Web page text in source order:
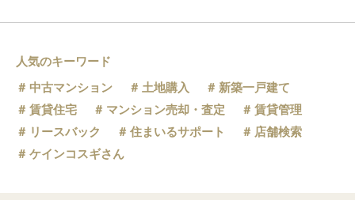
人気のキーワード
中古マンション
土地購入
新築一戸建て
賃貸住宅
マンション売却・査定
賃貸管理
リースバック
住まいるサポート
店舗検索
ケインコスギさん